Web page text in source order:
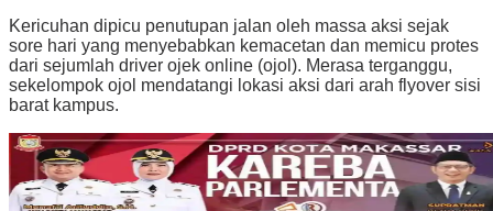
Kericuhan dipicu penutupan jalan oleh massa aksi sejak
sore hari yang menyebabkan kemacetan dan memicu protes
dari sejumlah driver ojek online (ojol). Merasa terganggu,
sekelompok ojol mendatangi lokasi aksi dari arah flyover sisi
barat kampus.